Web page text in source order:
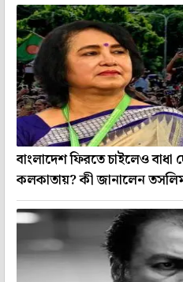
বাংলাদেশ ফিরতে চাইলেও
কলকাতায়? কী জানালেন